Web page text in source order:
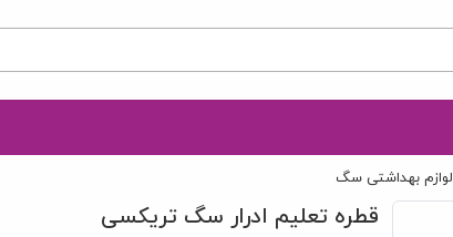
لوازم بهداشتی سگ
قطره تعلیم ادرار سگ تریکسی